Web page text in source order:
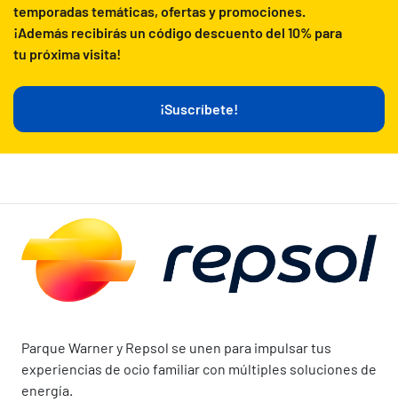
temporadas temáticas, ofertas y promociones.
¡Además recibirás un código descuento del 10% para
tu próxima visita!
¡Suscríbete!
Parque Warner y Repsol se unen para impulsar tus
experiencias de ocio familiar con múltiples soluciones de
energía.